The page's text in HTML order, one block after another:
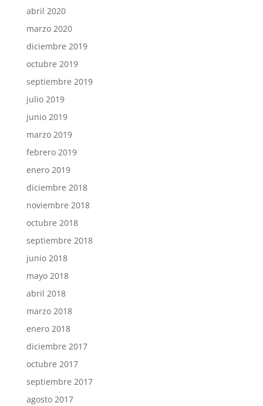
abril 2020
marzo 2020
diciembre 2019
octubre 2019
septiembre 2019
julio 2019
junio 2019
marzo 2019
febrero 2019
enero 2019
diciembre 2018
noviembre 2018
octubre 2018
septiembre 2018
junio 2018
mayo 2018
abril 2018
marzo 2018
enero 2018
diciembre 2017
octubre 2017
septiembre 2017
agosto 2017